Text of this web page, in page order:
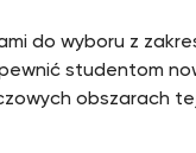
do wyboru z
studentom
obszarach